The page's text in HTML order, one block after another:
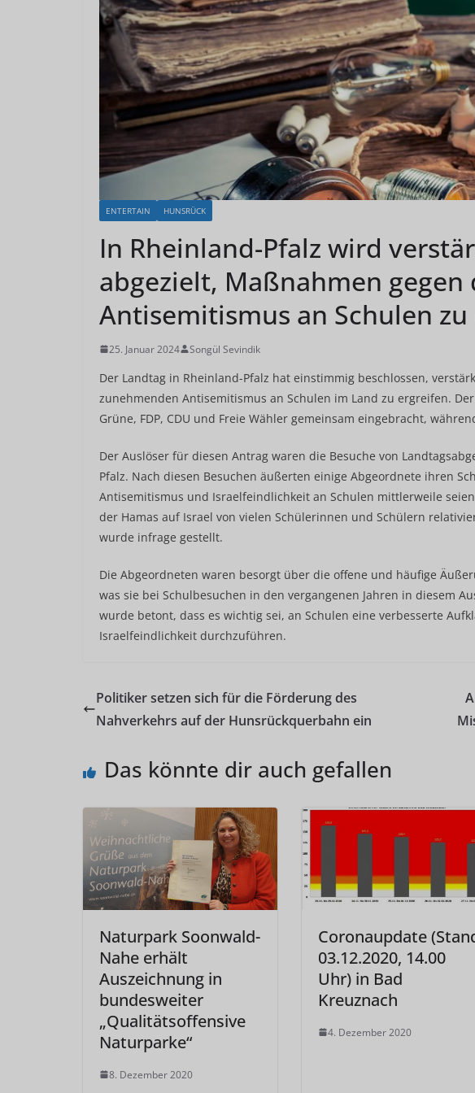
ENTERTAIN HUNSRÜCK
In Rheinland-Pfalz wird
abgezielt, Maßnahmen gegen
Antisemitismus an Schulen
25. Januar 2024 Songül Sevindik
Der Landtag in Rheinland-Pfalz hat einstimmig beschlossen,
zunehmenden Antisemitismus an Schulen im Land zu ergreifen.
Grüne, FDP, CDU und Freie Wähler gemeinsam eingebracht,
Der Auslöser für diesen Antrag waren die Besuche von
Pfalz. Nach diesen Besuchen äußerten einige Abgeordnete ihren
Antisemitismus und Israelfeindlichkeit an Schulen mittlerweile
der Hamas auf Israel von vielen Schülerinnen und Schülern
wurde infrage gestellt.
Die Abgeordneten waren besorgt über die offene und häufige
was sie bei Schulbesuchen in den vergangenen Jahren in diesem
wurde betont, dass es wichtig sei, an Schulen eine verbesserte
Israelfeindlichkeit durchzuführen.
Politiker setzen sich für die Förderung des
Nahverkehrs auf der Hunsrückquerbahn ein
Das könnte dir auch gefallen
Naturpark Soonwald-
Nahe erhält
Auszeichnung in
bundesweiter
„Qualitätsoffensive
Naturparke“
8. Dezember 2020
Coronaupdate
03.12.2020, 14.00
Uhr) in Bad
Kreuznach
4. Dezember 2020